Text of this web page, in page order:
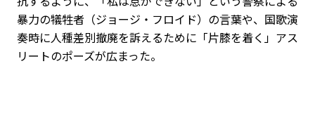
暴力の犠牲者（ジョージ・フロイド）の言葉や、国歌演
奏時に人種差別撤廃を訴えるために「片膝を着く」アス
リートのポーズが広まった。